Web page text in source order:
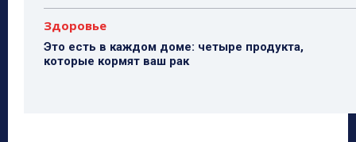
Здоровье
Это есть в каждом доме: четыре продукта,
которые кормят ваш рак